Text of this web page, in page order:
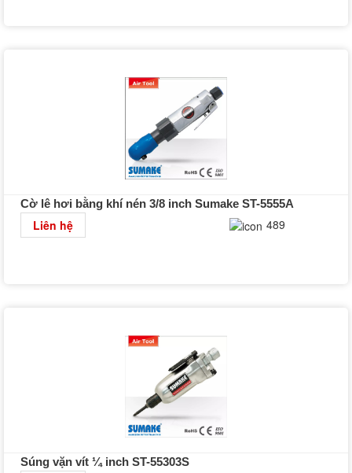
Cờ lê hơi bằng khí nén 3/8 inch Sumake ST-5555A
Liên hệ 489
Súng vặn vít ¼ inch ST-55303S